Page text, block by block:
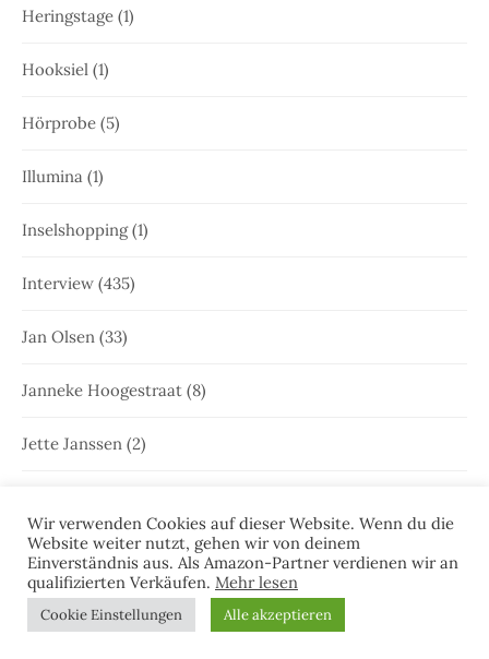
Heringstage (1)
Hooksiel (1)
Hörprobe (5)
Illumina (1)
Inselshopping(1)
Interview (435)
Jan Olsen (33)
Janneke Hoogestraat (8)
Jette Janssen (2)
Juist(35)
Juist(46)
Wir verwenden Cookies auf dieser Website. Wenn du die
Website weiter nutzt, gehen wir von deinem
Einverständnis aus. Als Amazon-Partner verdienen wir an
qualifizierten Verkäufen. Mehr lesen
Cookie Einstellungen Alle akzeptieren